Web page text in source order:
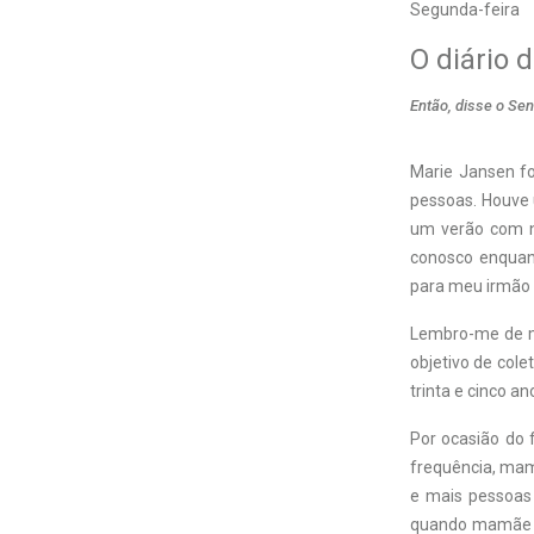
Segunda-feira
O diário
Então, disse o
Marie Jansen
pessoas.
um verão com
conosco
para meu irmão
Lembro-me
objetivo de
trinta e cinco
Por ocasião
frequência,
e mais
quando